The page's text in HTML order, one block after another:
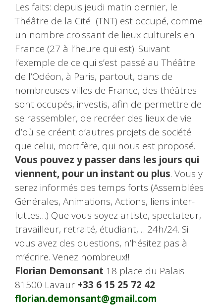
Les faits: depuis jeudi matin dernier, le
Théâtre de la Cité (TNT) est occupé, comme
un nombre croissant de lieux culturels en
France (27 à l’heure qui est). Suivant
l’exemple de ce qui s’est passé au Théâtre
de l’Odéon, à Paris, partout, dans de
nombreuses villes de France, des théâtres
sont occupés, investis, afin de permettre de
se rassembler, de recréer des lieux de vie
d’où se créent d’autres projets de société
que celui, mortifère, qui nous est proposé.
Vous pouvez y passer dans les jours qui
viennent, pour un instant ou plus. Vous y
serez informés des temps forts (Assemblées
Générales, Animations, Actions, liens inter-
luttes…) Que vous soyez artiste, spectateur,
travailleur, retraité, étudiant,… 24h/24. Si
vous avez des questions, n’hésitez pas à
m’écrire. Venez nombreux!!
Florian Demonsant 18 place du Palais
81500 Lavaur +33 6 15 25 72 42
florian.demonsant@gmail.com